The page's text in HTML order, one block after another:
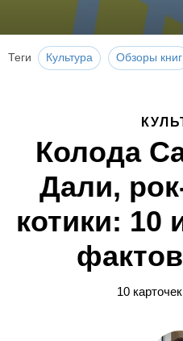
Теги Культура Обзоры книг
Колода
Дали,
котики: 10
10 карточек